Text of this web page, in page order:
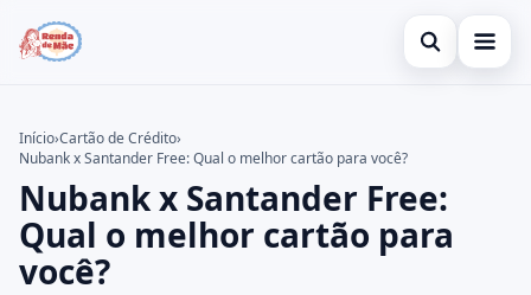
Abrir busca
Cartão de Crédito
Empréstimo
Legal
Buscar no site
Buscar por:
Pressione Enter para buscar ou ESC para fechar.
Início›Cartão de Crédito›
Nubank x Santander Free: Qual o melhor cartão para você?
Nubank x Santander Free:
Qual o melhor cartão para
você?